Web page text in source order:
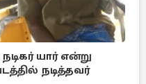
யார் என்று
நடித்தவர்